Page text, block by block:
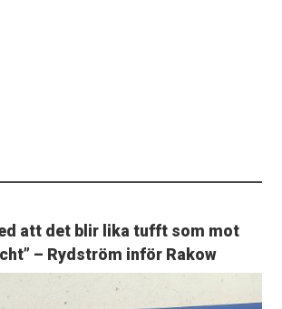
att det blir lika tufft som mot
– Rydström inför Rakow